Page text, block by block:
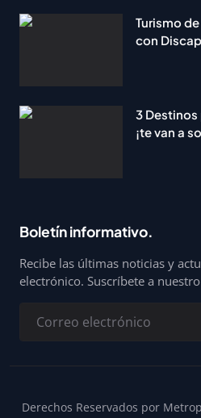
Turismo
con
3
¡te van a
Boletín informativo.
Recibe las últimas noticias y
electrónico. Suscríbete a
Derechos Reservados por